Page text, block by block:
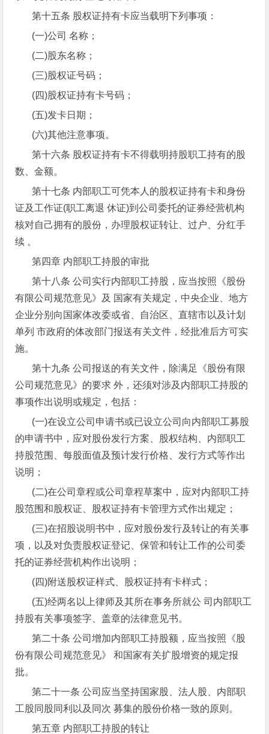
第十五条 股权证持有卡应当载明下列事项：
(一)公司 名称；
(二)股东名称；
(三)股权证号码；
(四)股权证持有卡号码；
(五)发卡日期；
(六)其他注意事项。
第十六条 股权证持有卡不得载明持股职工持有的股
数、金额。
第十七条 内部职工可凭本人的股权证持有卡和身份
证及工作证(职工离退 休证)到公司委托的证券经营机构
核对自己拥有的股份，办理股权证转让、过户、分红手
续 。
第四章 内部职工持股的审批
第十八条 公司实行内部职工持股，应当按照《股份
有限公司规范意见》及 国家有关规定，中央企业、地方
企业分别向国家体改委或省、自治区、直辖市以及计划
单列 市政府的体改部门报送有关文件，经批准后方可实
施。
第十九条 公司报送的有关文件，除满足《股份有限
公司规范意见》的要求 外，还须对涉及内部职工持股的
事项作出说明或规定，包括：
(一)在设立公司申请书或已设立公司向内部职工募股
的申请书中，应对股份发行方案、股权结构、内部职工
持股范围、每股面值及预计发行价格、发行方式等作出
说明；
(二)在公司章程或公司章程草案中，应对内部职工持
股范围和股权证、股权证持有卡管理方式作出规定；
(三)在招股说明书中，应对股份发行及转让的有关事
项，以及对负责股权证登记、保管和转让工作的公司委
托的证券经营机构作出说明；
(四)附送股权证样式、股权证持有卡样式；
(五)经两名以上律师及其所在事务所就公 司内部职工
持股有关事项签字、盖章的法律意见书。
第二十条 公司增加内部职工持股额，应当按照《股
份有限公司规范意见》 和国家有关扩股增资的规定报
批。
第二十一条 公司应当坚持国家股、法人股、内部职
工股同股同利以及同次 募集的股份价格一致的原则。
第五章 内部职工持股的转让